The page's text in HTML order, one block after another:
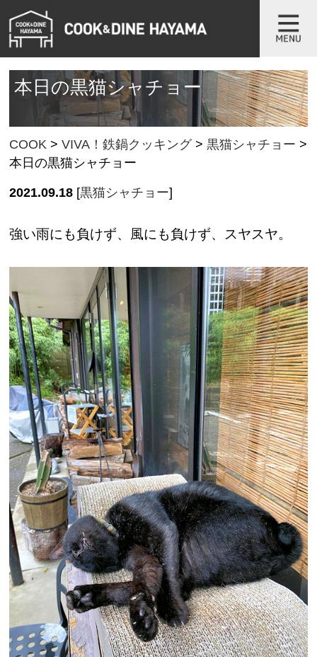
本日の黒猫シャチョー
COOK >VIVA！鉄鍋クッキング>黒猫シャチョー >
本日の黒猫シャチョー
2021.09.18 [黒猫シャチョー]
強い雨にも負けず、風にも負けず、スヤスヤ。